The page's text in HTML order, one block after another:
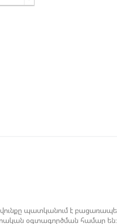
պատկանում է
օգտագործման համար են։